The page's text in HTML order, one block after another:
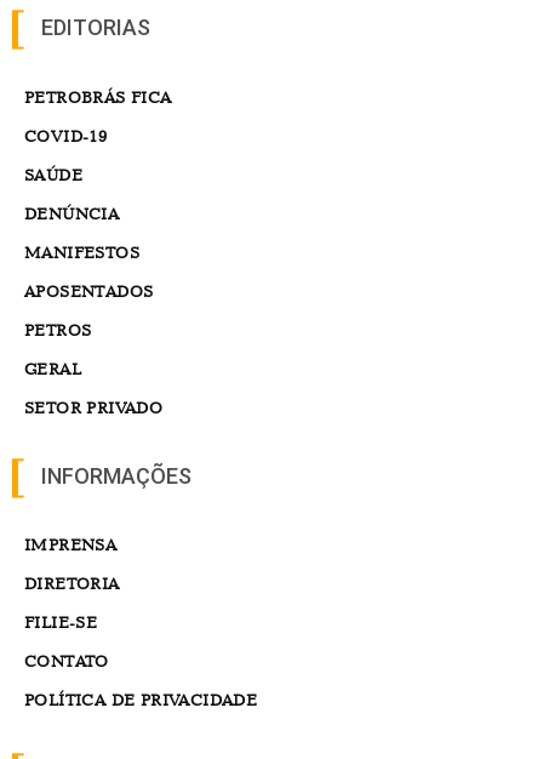
EDITORIAS
PETROBRÁS FICA
COVID-19
SAÚDE
DENÚNCIA
MANIFESTOS
APOSENTADOS
PETROS
GERAL
SETOR PRIVADO
INFORMAÇÕES
IMPRENSA
DIRETORIA
FILIE-SE
CONTATO
POLÍTICA DE PRIVACIDADE